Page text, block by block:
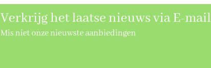
Verkrijg het laatse nieuws via E-mail
Mis niet onze nieuwste aanbiedingen